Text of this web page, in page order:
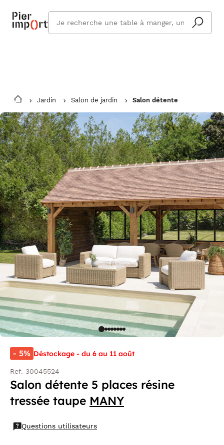
Vous êtes absent ? Pier Import s'adapte
et vous livre à votre retour.
En savoir plus
cherchez
vous ?
Jardin Salon de jardin Salon détente
- 5% Déstockage - du 6 au 11 août
Ref. 30045524
Salon détente 5 places résine
tressée taupe MANY
Questions utilisateurs